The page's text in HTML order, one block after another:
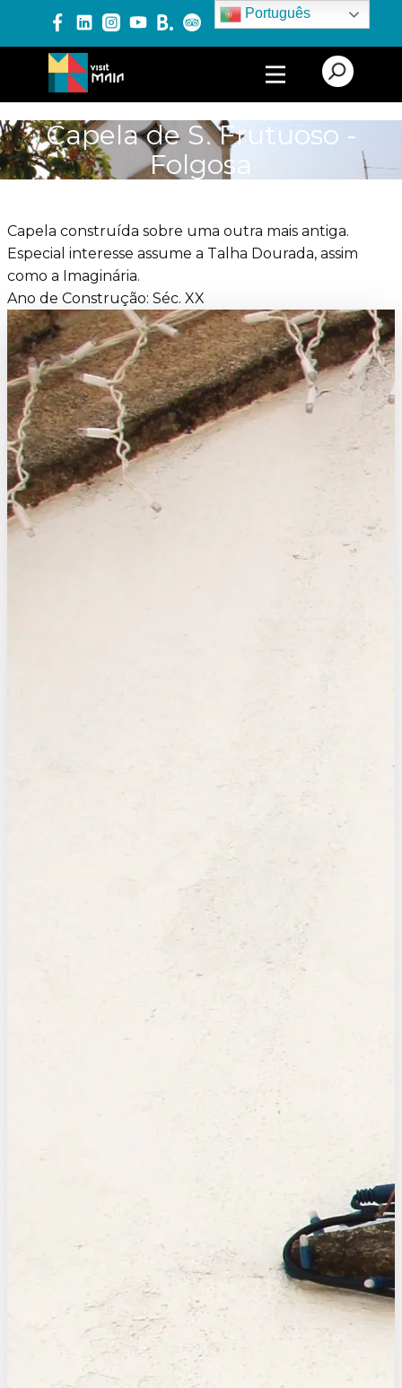
Português
PRODUTOS E SERVIÇOS
EXPERIÊNCIAS
EVENTOS
BLOG
Capela de S. Frutuoso -
Folgosa
Capela construída sobre uma outra mais antiga.
Especial interesse assume a Talha Dourada, assim
como a Imaginária.
Ano de Construção: Séc. XX